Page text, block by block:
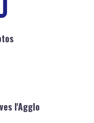
l'Agglo